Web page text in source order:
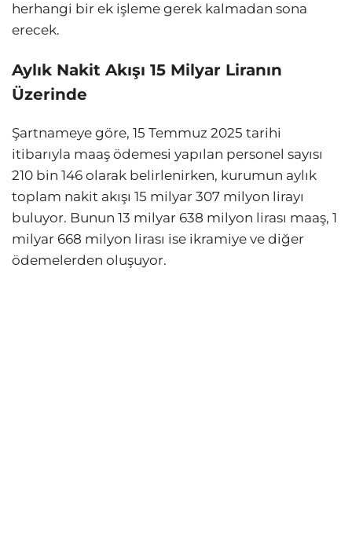
herhangi bir ek işleme gerek kalmadan sona
erecek.
Aylık Nakit Akışı 15 Milyar Liranın
Üzerinde
Şartnameye göre, 15 Temmuz 2025 tarihi
itibarıyla maaş ödemesi yapılan personel sayısı
210 bin 146 olarak belirlenirken, kurumun aylık
toplam nakit akışı 15 milyar 307 milyon lirayı
buluyor. Bunun 13 milyar 638 milyon lirası maaş, 1
milyar 668 milyon lirası ise ikramiye ve diğer
ödemelerden oluşuyor.